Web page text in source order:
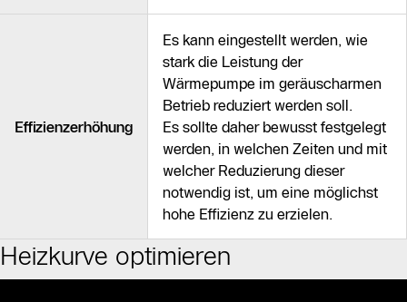
Effizienzerhöhung
Es kann eingestellt werden, wie
stark die Leistung der
Wärmepumpe im geräuscharmen
Betrieb reduziert werden soll.
Es sollte daher bewusst festgelegt
werden, in welchen Zeiten und mit
welcher Reduzierung dieser
notwendig ist, um eine möglichst
hohe Effizienz zu erzielen.
Heizkurve optimieren